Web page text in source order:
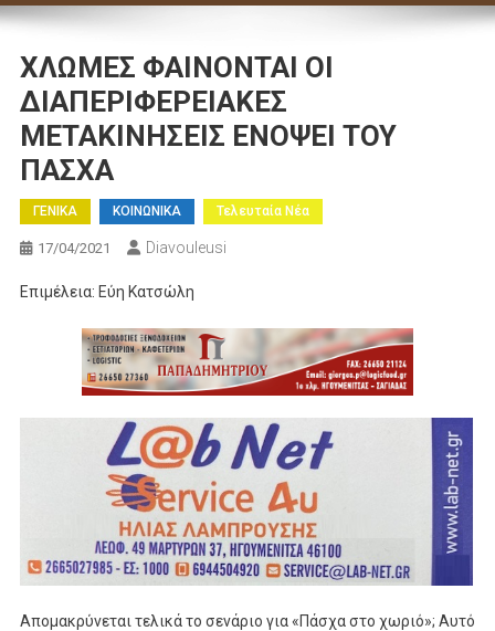
ΧΛΩΜΕΣ ΦΑΙΝΟΝΤΑΙ ΟΙ
ΔΙΑΠΕΡΙΦΕΡΕΙΑΚΕΣ
ΜΕΤΑΚΙΝΗΣΕΙΣ ΕΝΟΨΕΙ ΤΟΥ
ΠΑΣΧΑ
ΓΕΝΙΚΑ ΚΟΙΝΩΝΙΚΑ Τελευταία Νέα
17/04/2021 Diavouleusi
Επιμέλεια: Εύη Κατσώλη
Απομακρύνεται τελικά το σενάριο για «Πάσχα στο χωριό»; Αυτό